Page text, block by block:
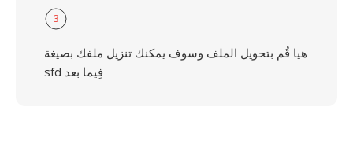
3
هيا قُم بتحويل الملف وسوف يمكنك تنزيل ملفك بصيغة
sfd فِيما بعد